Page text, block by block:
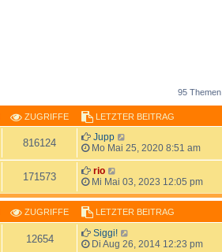
95 Themen
ZUGRIFFE LETZTER BEITRAG
816124
Jupp
Mo Mai 25, 2020 8:51 am
171573
rio
Mi Mai 03, 2023 12:05 pm
ZUGRIFFE LETZTER BEITRAG
12654
Siggi!
Di Aug 26, 2014 12:23 pm